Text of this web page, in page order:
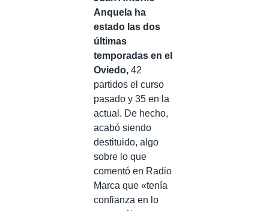
Anquela ha
estado las dos
últimas
temporadas en el
Oviedo, 42
partidos el curso
pasado y 35 en la
actual. De hecho,
acabó siendo
destituido, algo
sobre lo que
comentó en Radio
Marca que «tenía
confianza en lo